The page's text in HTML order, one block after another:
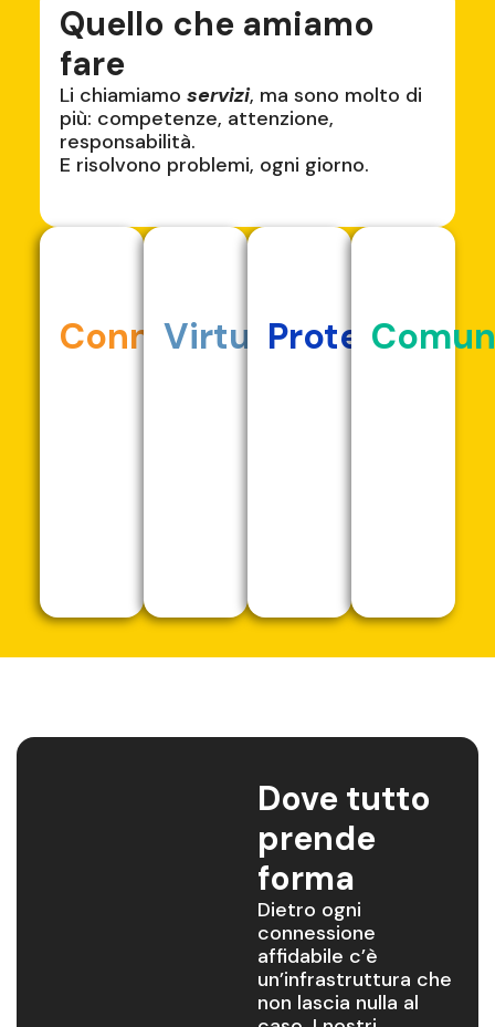
Quello che amiamo
fare
Li chiamiamo servizi, ma sono molto di
più: competenze, attenzione,
responsabilità.
E risolvono problemi, ogni giorno.
ConnettereVirtualizzare
Proteggere
Dove tutto
prende
forma
Dietro ogni
connessione
affidabile c’è
un’infrastruttura che
non lascia nulla al